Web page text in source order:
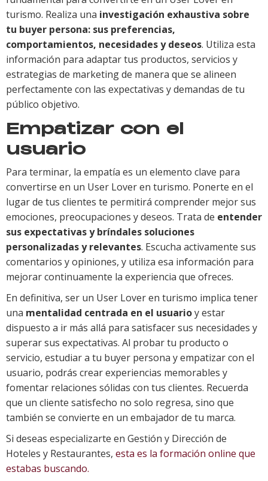
turismo. Realiza una investigación exhaustiva sobre
tu buyer persona: sus preferencias,
comportamientos, necesidades y deseos. Utiliza esta
información para adaptar tus productos, servicios y
estrategias de marketing de manera que se alineen
perfectamente con las expectativas y demandas de tu
público objetivo.
Empatizar con el
usuario
Para terminar, la empatía es un elemento clave para
convertirse en un User Lover en turismo. Ponerte en el
lugar de tus clientes te permitirá comprender mejor sus
emociones, preocupaciones y deseos. Trata de entender
sus expectativas y bríndales soluciones
personalizadas y relevantes. Escucha activamente sus
comentarios y opiniones, y utiliza esa información para
mejorar continuamente la experiencia que ofreces.
En definitiva, ser un User Lover en turismo implica tener
una mentalidad centrada en el usuarioy estar
dispuesto a ir más allá para satisfacer sus necesidades y
superar sus expectativas. Al probar tu producto o
servicio, estudiar a tu buyer persona y empatizar con el
usuario, podrás crear experiencias memorables y
fomentar relaciones sólidas con tus clientes. Recuerda
que un cliente satisfecho no solo regresa, sino que
también se convierte en un embajador de tu marca.
Si deseas especializarte en Gestión y Dirección de
Hoteles y Restaurantes, esta es la formación online que
estabas buscando.